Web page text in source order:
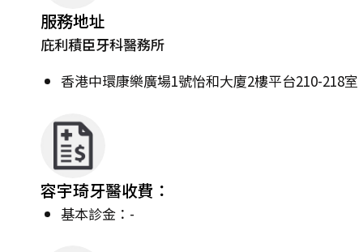
服務地址
庇利積臣牙科醫務所
香港中環康樂廣場1號怡和大廈2樓平台210-218室
容宇琦牙醫收費：
基本診金：-